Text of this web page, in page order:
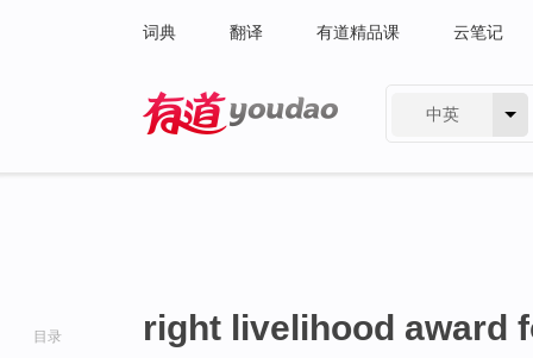
词典 翻译 有道精品课 云笔记
中英
目录 right livelihood award